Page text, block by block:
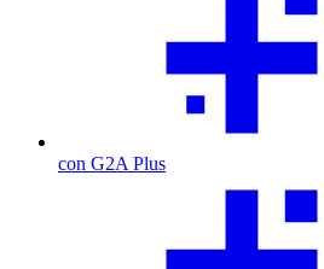
con G2A Plus